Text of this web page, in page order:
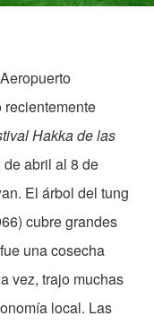
recientemente
Hakka de las
abril al 8 de
El árbol del tung
cubre grandes
una cosecha
vez, trajo muchas
local. Las